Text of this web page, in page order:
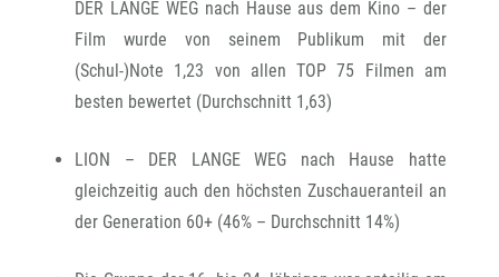
DER LANGE WEG nach Hause aus dem Kino – der
Film wurde von seinem Publikum mit der
(Schul-)Note 1,23 von allen TOP 75 Filmen am
besten bewertet (Durchschnitt 1,63)
LION – DER LANGE WEG nach Hause hatte
gleichzeitig auch den höchsten Zuschaueranteil an
der Generation 60+ (46% – Durchschnitt 14%)